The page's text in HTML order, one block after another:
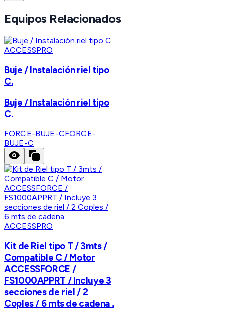
Equipos Relacionados
ACCESSPRO
Buje / Instalación riel tipo
C.
Buje / Instalación riel tipo
C.
FORCE-BUJE-CFORCE-
BUJE-C
ACCESSPRO
Kit de Riel tipo T / 3mts /
Compatible C / Motor
ACCESSFORCE /
FS1000APPRT / Incluye 3
secciones de riel / 2
Coples / 6 mts de cadena .